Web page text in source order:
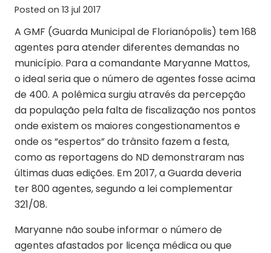
Posted on 13 jul 2017
A GMF (Guarda Municipal de Florianópolis) tem 168
agentes para atender diferentes demandas no
município. Para a comandante Maryanne Mattos,
o ideal seria que o número de agentes fosse acima
de 400. A polêmica surgiu através da percepção
da população pela falta de fiscalização nos pontos
onde existem os maiores congestionamentos e
onde os “espertos” do trânsito fazem a festa,
como as reportagens do ND demonstraram nas
últimas duas edições. Em 2017, a Guarda deveria
ter 800 agentes, segundo a lei complementar
321/08.
Maryanne não soube informar o número de
agentes afastados por licença médica ou que